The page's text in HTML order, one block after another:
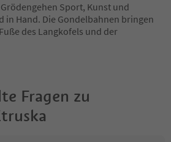
Sport, Kunst und
in Hand. Die Gondelbahnen bringen
des Langkofels und der
Fragen zu